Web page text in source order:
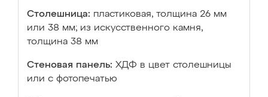
Столешница: пластиковая, толщина 26 мм
или 38 мм; из искусственного камня,
толщина 38 мм
Стеновая панель: ХДФ в цвет столешницы
или с фотопечатью